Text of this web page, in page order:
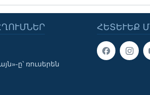
ՀԵՏԵՒԵՔ
ը՝ ռուսերեն